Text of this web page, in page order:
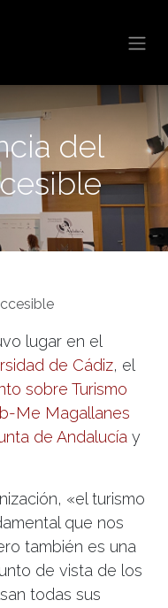
del
lugar en el
de Cádiz, el
sobre Turismo
Me Magallanes
de Andalucía y
«el turismo
que nos
también es una
de vista de los
todas sus